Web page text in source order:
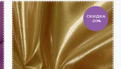
СКИДКА
-20%